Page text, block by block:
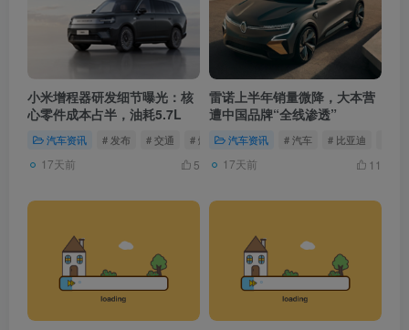
小米增程器研发细节曝光：核
心零件成本占半，油耗5.7L
汽车资讯 # 发布 # 交通 # 燃油车
17天前 5
雷诺上半年销量微降，大本营
遭中国品牌“全线渗透”
汽车资讯 # 汽车 # 比亚迪
17天前 11